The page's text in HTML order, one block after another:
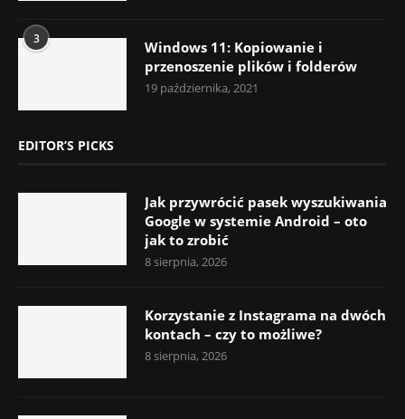
3
Windows 11: Kopiowanie i
przenoszenie plików i folderów
19 października, 2021
EDITOR’S PICKS
Jak przywrócić pasek wyszukiwania
Google w systemie Android – oto
jak to zrobić
8 sierpnia, 2026
Korzystanie z Instagrama na dwóch
kontach – czy to możliwe?
8 sierpnia, 2026